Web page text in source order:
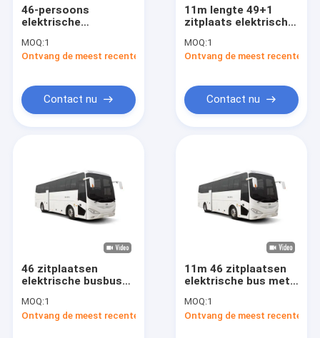
46-persoons
elektrische
luchtvering en 238,06
kWh batterij voor
MOQ:1
Ontvang de meest recente Prijs
Contact nu
11m lengte 49+1
zitplaats elektrische
automatische
transmissie voor
reizen
MOQ:1
Ontvang de meest recente
Contact nu
46 zitplaatsen
elektrische busbus
snelheid van 120
km/u en 500 km
MOQ:1
Ontvang de meest recente Prijs
11m 46 zitplaatsen
elektrische bus met
snelheid en nul
uitstoot voor luxe
MOQ:1
Ontvang de meest recente